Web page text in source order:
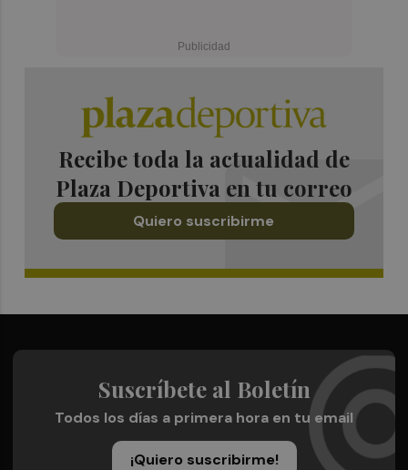
Recibe toda la actualidad de
Plaza Deportiva en tu correo
Quiero suscribirme
Suscríbete al Boletín
Todos los días a primera hora en tu email
¡Quiero suscribirme!